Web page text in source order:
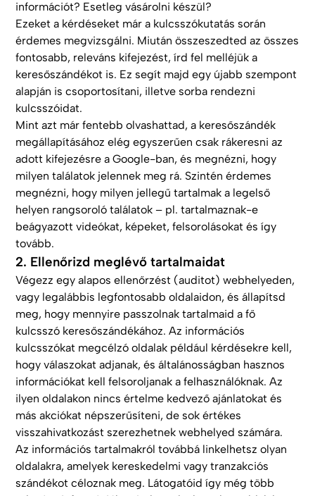
információt? Esetleg vásárolni készül?
Ezeket a kérdéseket már a kulcsszókutatás során
érdemes megvizsgálni. Miután összeszedted az összes
fontosabb, releváns kifejezést, írd fel melléjük a
keresőszándékot is. Ez segít majd egy újabb szempont
alapján is csoportosítani, illetve sorba rendezni
kulcsszóidat.
Mint azt már fentebb olvashattad, a keresőszándék
megállapításához elég egyszerűen csak rákeresni az
adott kifejezésre a Google-ban, és megnézni, hogy
milyen találatok jelennek meg rá. Szintén érdemes
megnézni, hogy milyen jellegű tartalmak a legelső
helyen rangsoroló találatok – pl. tartalmaznak-e
beágyazott videókat, képeket, felsorolásokat és így
tovább.
2. Ellenőrizd meglévő tartalmaidat
Végezz egy alapos ellenőrzést (auditot) webhelyeden,
vagy legalábbis legfontosabb oldalaidon, és állapítsd
meg, hogy mennyire passzolnak tartalmaid a fő
kulcsszó keresőszándékához. Az információs
kulcsszókat megcélzó oldalak például kérdésekre kell,
hogy válaszokat adjanak, és általánosságban hasznos
információkat kell felsoroljanak a felhasználóknak. Az
ilyen oldalakon nincs értelme kedvező ajánlatokat és
más akciókat népszerűsíteni, de sok értékes
visszahivatkozást szerezhetnek webhelyed számára.
Az információs tartalmakról továbbá linkelhetsz olyan
oldalakra, amelyek kereskedelmi vagy tranzakciós
szándékot céloznak meg. Látogatóid így még több